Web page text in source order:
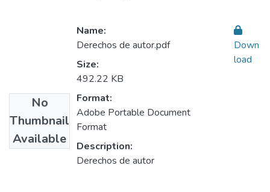
No
Thumbnail
Available
Name:
Derechos de autor.pdf
Size:
492.22 KB
Format:
Adobe Portable Document
Format
Description:
Derechos de autor
Down
load